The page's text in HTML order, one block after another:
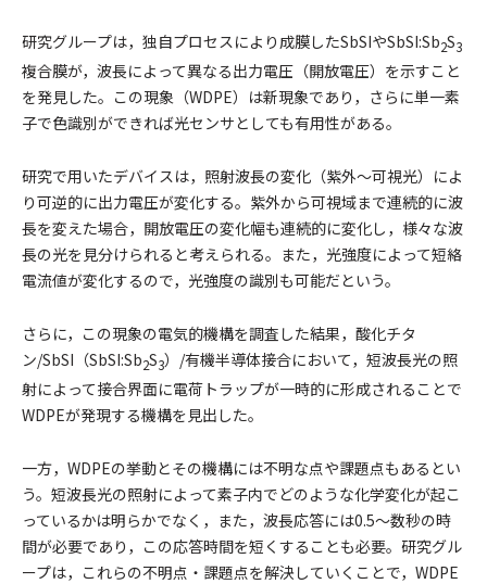
研究グループは，独自プロセスにより成膜したSbSIやSbSI:Sb2S3
複合膜が，波長によって異なる出力電圧（開放電圧）を示すこと
を発見した。この現象（WDPE）は新現象であり，さらに単一素
子で色識別ができれば光センサとしても有用性がある。
研究で用いたデバイスは，照射波長の変化（紫外～可視光）によ
り可逆的に出力電圧が変化する。紫外から可視域まで連続的に波
長を変えた場合，開放電圧の変化幅も連続的に変化し，様々な波
長の光を見分けられると考えられる。また，光強度によって短絡
電流値が変化するので，光強度の識別も可能だという。
さらに，この現象の電気的機構を調査した結果，酸化チタ
ン/SbSI（SbSI:Sb2S3）/有機半導体接合において，短波長光の照
射によって接合界面に電荷トラップが一時的に形成されることで
WDPEが発現する機構を見出した。
一方，WDPEの挙動とその機構には不明な点や課題点もあるとい
う。短波長光の照射によって素子内でどのような化学変化が起こ
っているかは明らかでなく，また，波長応答には0.5～数秒の時
間が必要であり，この応答時間を短くすることも必要。研究グル
ープは，これらの不明点・課題点を解決していくことで，WDPE